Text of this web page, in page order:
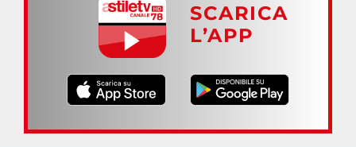
SCARICA
L’APP